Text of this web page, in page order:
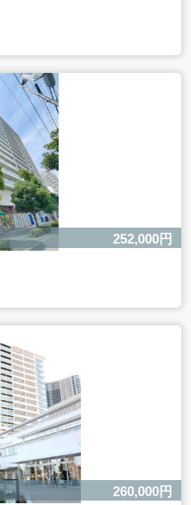
い場合、適切な対応がで
252,000円
260,000円